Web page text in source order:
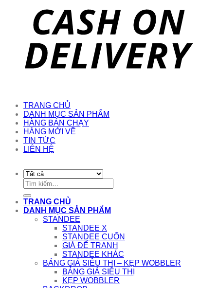
TRANG CHỦ
DANH MỤC SẢN PHẨM
HÀNG BÁN CHẠY
HÀNG MỚI VỀ
TIN TỨC
LIÊN HỆ
Tìm
kiếm:
TRANG CHỦ
DANH MỤC SẢN PHẨM
STANDEE
STANDEE X
STANDEE CUỐN
GIÁ ĐỂ TRANH
STANDEE KHÁC
BẢNG GIÁ SIÊU THỊ – KẸP WOBBLER
BẢNG GIÁ SIÊU THỊ
KẸP WOBBLER